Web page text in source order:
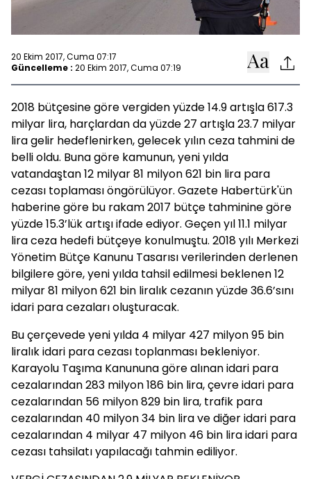
20 Ekim 2017, Cuma 07:17
Güncelleme : 20 Ekim 2017, Cuma 07:19
2018 bütçesine göre vergiden yüzde 14.9 artışla 617.3
milyar lira, harçlardan da yüzde 27 artışla 23.7 milyar
lira gelir hedeflenirken, gelecek yılın ceza tahmini de
belli oldu. Buna göre kamunun, yeni yılda
vatandaştan 12 milyar 81 milyon 621 bin lira para
cezası toplaması öngörülüyor. Gazete Habertürk'ün
haberine göre bu rakam 2017 bütçe tahminine göre
yüzde 15.3’lük artışı ifade ediyor. Geçen yıl 11.1 milyar
lira ceza hedefi bütçeye konulmuştu. 2018 yılı Merkezi
Yönetim Bütçe Kanunu Tasarısı verilerinden derlenen
bilgilere göre, yeni yılda tahsil edilmesi beklenen 12
milyar 81 milyon 621 bin liralık cezanın yüzde 36.6’sını
idari para cezaları oluşturacak.
Bu çerçevede yeni yılda 4 milyar 427 milyon 95 bin
liralık idari para cezası toplanması bekleniyor.
Karayolu Taşıma Kanununa göre alınan idari para
cezalarından 283 milyon 186 bin lira, çevre idari para
cezalarından 56 milyon 829 bin lira, trafik para
cezalarından 40 milyon 34 bin lira ve diğer idari para
cezalarından 4 milyar 47 milyon 46 bin lira idari para
cezası tahsilatı yapılacağı tahmin ediliyor.